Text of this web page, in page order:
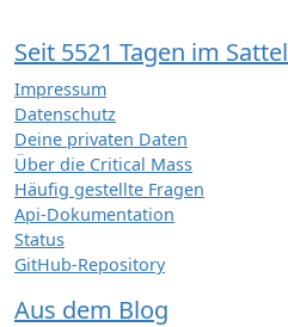
Seit 5521 Tagen im Sattel
Impressum
Datenschutz
Deine privaten Daten
Über die Critical Mass
Häufig gestellte Fragen
Api-Dokumentation
Status
GitHub-Repository
Aus dem Blog